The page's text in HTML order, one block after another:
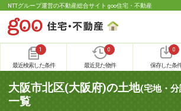
NTTグループ運営の不動産総合サイト goo住宅・不動産
1
最近検索した条件
0
最近見た物件
0
保存した条
大阪市北区(大阪府)の土地(宅地・
一覧